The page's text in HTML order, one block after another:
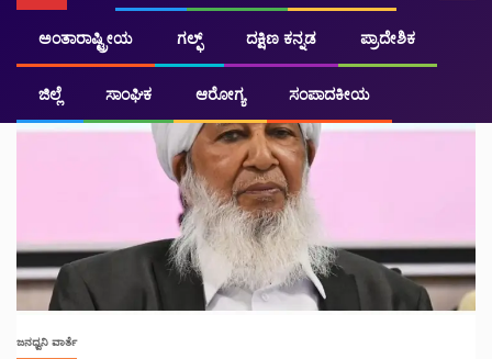
ಅಂತಾರಾಷ್ಟ್ರೀಯ ಗಲ್ಫ್ ದಕ್ಷಿಣ ಕನ್ನಡ ಪ್ರಾದೇಶಿಕ
ಜಿಲ್ಲೆ ಸಾಂಘಿಕ ಆರೋಗ್ಯ ಸಂಪಾದಕೀಯ
ಜನಧ್ವನಿ ವಾರ್ತೆ